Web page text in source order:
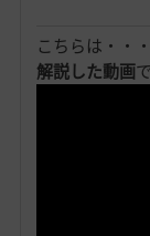
こちらは・・・
解説した動画